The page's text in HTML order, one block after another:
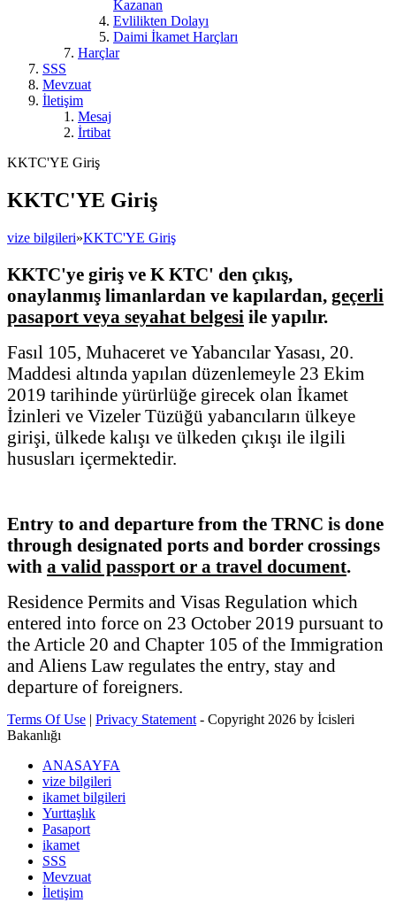
Kazanan
Evlilikten Dolayı
Daimi İkamet Harçları
Harçlar
SSS
Mevzuat
İletişim
Mesaj
İrtibat
KKTC'YE Giriş
KKTC'YE Giriş
vize bilgileri»KKTC'YE Giriş
KKTC'ye giriş ve K KTC' den çıkış,
onaylanmış limanlardan ve kapılardan, geçerli
pasaport veya seyahat belgesi ile yapılır.
Fasıl 105, Muhaceret ve Yabancılar Yasası, 20.
Maddesi altında yapılan düzenlemeyle 23 Ekim
2019 tarihinde yürürlüğe girecek olan İkamet
İzinleri ve Vizeler Tüzüğü yabancıların ülkeye
girişi, ülkede kalışı ve ülkeden çıkışı ile ilgili
hususları içermektedir.
Entry to and departure from the TRNC is done
through designated ports and border crossings
with a valid passport or a travel document.
Residence Permits and Visas Regulation which
entered into force on 23 October 2019 pursuant to
the Article 20 and Chapter 105 of the Immigration
and Aliens Law regulates the entry, stay and
departure of foreigners.
Terms Of Use | Privacy Statement - Copyright 2026 by İcisleri
Bakanlığı
ANASAYFA
vize bilgileri
ikamet bilgileri
Yurttaşlık
Pasaport
ikamet
SSS
Mevzuat
İletişim